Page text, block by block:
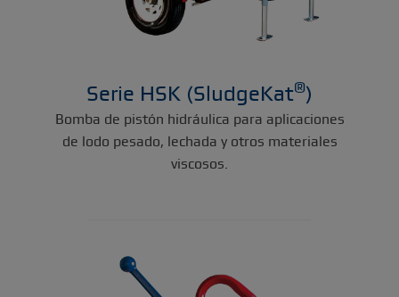
Serie HSK (SludgeKat®)
Bomba de pistón hidráulica para aplicaciones
de lodo pesado, lechada y otros materiales
viscosos.